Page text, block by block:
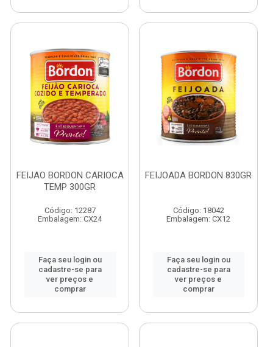
FEIJAO BORDON CARIOCA
TEMP 300GR
Código: 12287
Embalagem: CX24
Faça seu login ou
cadastre-se para
ver preços e
comprar
FEIJOADA BORDON 830GR
Código: 18042
Embalagem: CX12
Faça seu login ou
cadastre-se para
ver preços e
comprar